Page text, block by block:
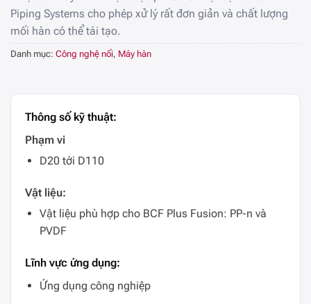
Piping Systems cho phép xử lý rất đơn giản và chất lượng
mối hàn có thể tái tạo.
Danh mục: Công nghệ nối, Máy hàn
Thông số kỹ thuật:
Phạm vi
D20 tới D110
Vật liệu:
Vật liệu phù hợp cho BCF Plus Fusion: PP-n và
PVDF
Lĩnh vực ứng dụng:
Ứng dụng công nghiệp